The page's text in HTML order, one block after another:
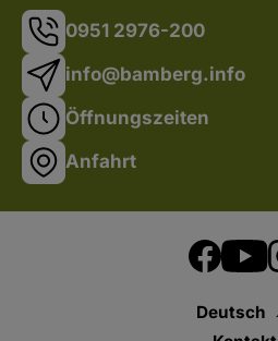
0951 2976-200
info@bamberg.info
Öffnungszeiten
Anfahrt
Deutsch